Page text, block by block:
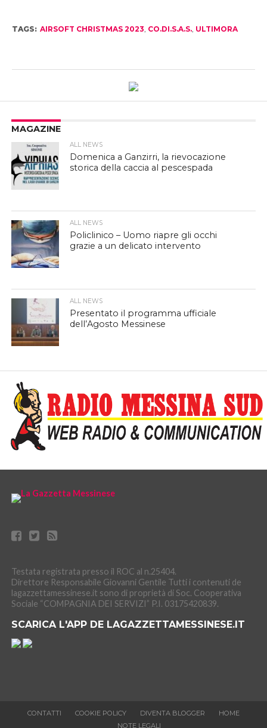
TAGS: AIRSOFT CHRISTMAS 2023 CO.DI.S.A.S., ULTIMORA
MAGAZINE
ALL NEWS
Domenica a Ganzirri, la rievocazione
storica della caccia al pescespada
ALL NEWS
Policlinico – Uomo riapre gli occhi
grazie a un delicato intervento
ALL NEWS
Presentato il programma ufficiale
dell’Agosto Messinese
Testata registrata presso il ROC al n.25404.
Direttore Responsabile Giovanni Gentile Tutti i contenuti de
lagazzettamessinese.it sono di proprietà di Soc. Cooperativa
Sociale “COMPAGNIA DEI SERVIZI” P.I. 03175420839.
SCARICA L'APP DE LAGAZZETTAMESSINESE.IT
CONTATTI COOKIE POLICY DIVENTA BLOGGER
HOME
NOTE LEGALI